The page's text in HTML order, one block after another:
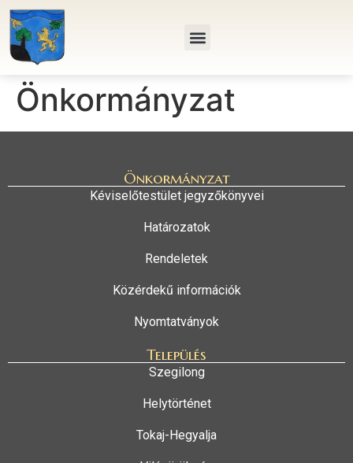
Önkormányzat
Önkormányzat
Kéviselőtestület jegyzőkönyvei
Határozatok
Rendeletek
Közérdekű információk
Nyomtatványok
Település
Szegilong
Helytörténet
Tokaj-Hegyalja